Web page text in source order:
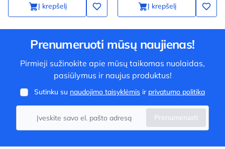
Į krepšelį Į krepšelį
Prenumeruoti mūsų naujienas!
Pirmieji sužinokite apie mūsų taikomas nuolaidas,
pasiūlymus ir naujus produktus!
Sutinku su naudojimo taisyklėmis ir privatumo politika
Prenumeruoti